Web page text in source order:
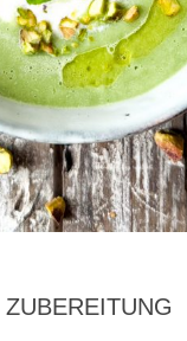
ZUBEREITUNG